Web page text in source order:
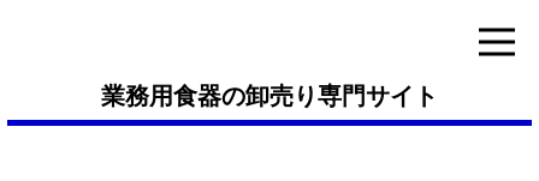
業務用食器の卸売り専門サイト